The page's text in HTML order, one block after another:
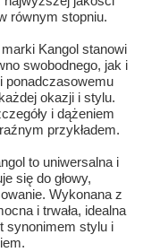
równym stopniu.
Kangol stanowi
swobodnego, jak i
ponadczasowemu
okazji i stylu.
i dążeniem
przykładem.
to uniwersalna i
się do głowy,
Wykonana z
i trwała, idealna
synonimem stylu i